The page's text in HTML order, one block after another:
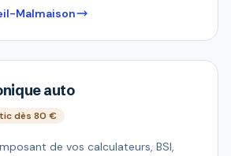
Malmaison
auto
dès 80 €
de vos calculateurs, BSI,